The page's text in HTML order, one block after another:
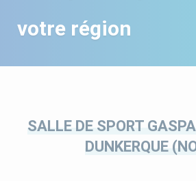
votre région
SALLE DE SPORT
DUNKERQUE